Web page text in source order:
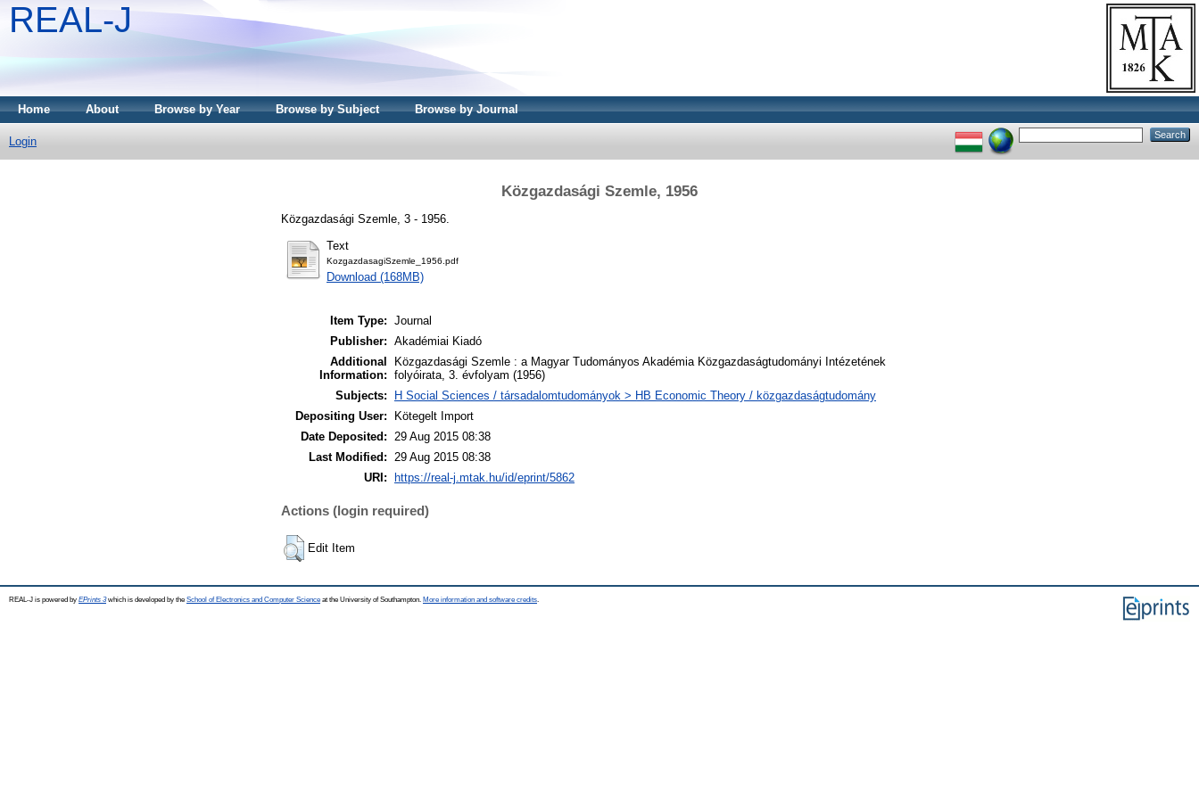
REAL-J
Home About Browse by Year Browse by Subject Browse by Journal
Login
Közgazdasági Szemle, 1956
Közgazdasági Szemle, 3 - 1956.
Text
KozgazdasagiSzemle_1956.pdf
Download (168MB)
Item Type: Journal
Publisher: Akadémiai Kiadó
Additional
Information:
Közgazdasági Szemle : a Magyar Tudományos Akadémia Közgazdaságtudományi Intézetének
folyóirata, 3. évfolyam (1956)
Subjects:
H Social Sciences / társadalomtudományok > HB Economic Theory / közgazdaságtudomány
Depositing User:
Kötegelt Import
Date Deposited: 29 Aug 2015 08:38
Last Modified: 29 Aug 2015 08:38
URI:
https://real-j.mtak.hu/id/eprint/5862
Actions (login required)
Edit Item
REAL-J is powered by EPrints 3which is developed by the School of Electronics and Computer Science at the University of Southampton. More information and software credits